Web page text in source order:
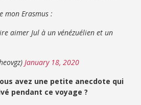
mon Erasmus :
aimer Jul à un vénézuélien et un
January 18, 2020
avez une petite anecdote qui
pendant ce voyage ?